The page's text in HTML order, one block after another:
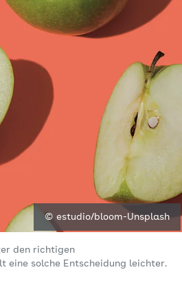
© estudio/bloom-Unsplash
den richtigen
eine solche Entscheidung leichter.